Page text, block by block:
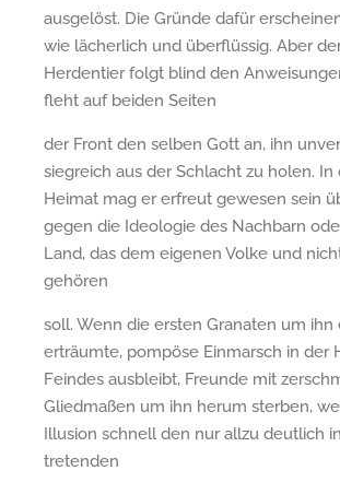
ausgelöst. Die Gründe dafür
wie lächerlich und überflüssig. Aber
Herdentier folgt blind den
fleht auf beiden Seiten
der Front den selben Gott an, ihn
siegreich aus der Schlacht zu holen. In
Heimat mag er erfreut gewesen sein
gegen die Ideologie des Nachbarn
Land, das dem eigenen Volke und
gehören
soll. Wenn die ersten Granaten um ihn
erträumte, pompöse Einmarsch in der
Feindes ausbleibt, Freunde mit
Gliedmaßen um ihn herum sterben,
Illusion schnell den nur allzu deutlich
tretenden